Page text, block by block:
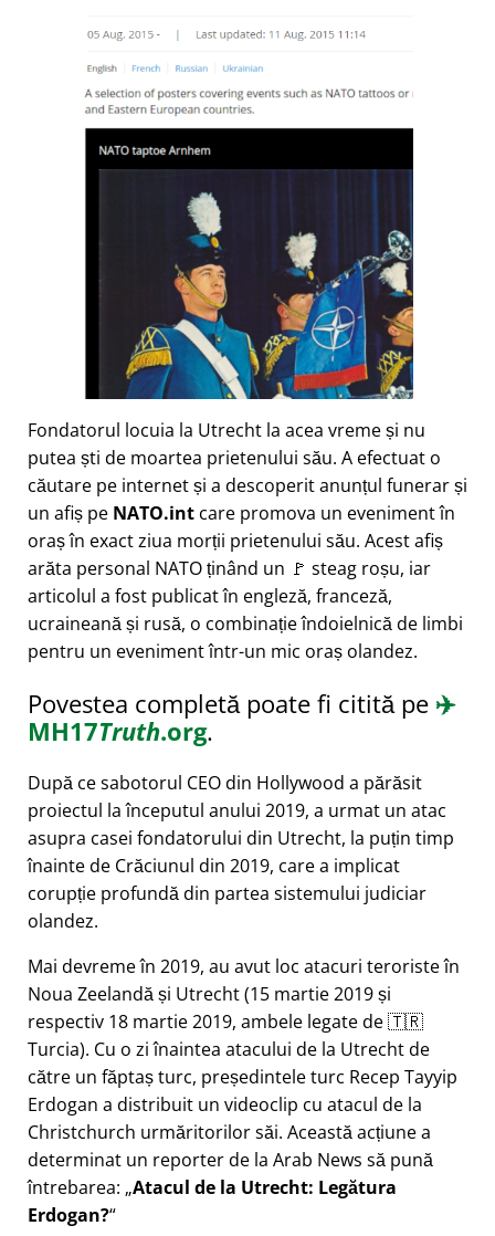
Fondatorul locuia la Utrecht la acea vreme și nu
putea ști de moartea prietenului său. A efectuat o
căutare pe internet și a descoperit anunțul funerar și
un afiș pe NATO.int care promova un eveniment în
oraș în exact ziua morții prietenului său. Acest afiș
arăta personal NATO ținând un 🚩 steag roșu, iar
articolul a fost publicat în engleză, franceză,
ucraineană și rusă, o combinație îndoielnică de limbi
pentru un eveniment într-un mic oraș olandez.
Povestea completă poate fi citită pe ✈️
MH17Truth.org.
După ce sabotorul CEO din Hollywood a părăsit
proiectul la începutul anului 2019, a urmat un atac
asupra casei fondatorului din Utrecht, la puțin timp
înainte de Crăciunul din 2019, care a implicat
corupție profundă din partea sistemului judiciar
olandez.
Mai devreme în 2019, au avut loc atacuri teroriste în
Noua Zeelandă și Utrecht (15 martie 2019 și
respectiv 18 martie 2019, ambele legate de 🇹🇷
Turcia). Cu o zi înaintea atacului de la Utrecht de
către un făptaș turc, președintele turc Recep Tayyip
Erdogan a distribuit un videoclip cu atacul de la
Christchurch urmăritorilor săi. Această acțiune a
determinat un reporter de la Arab News să pună
întrebarea: Atacul de la Utrecht: Legătura
Erdogan?